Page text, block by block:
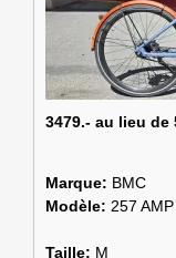
3479.- au lieu de
Marque: BMC
Modèle: 257
Taille: M